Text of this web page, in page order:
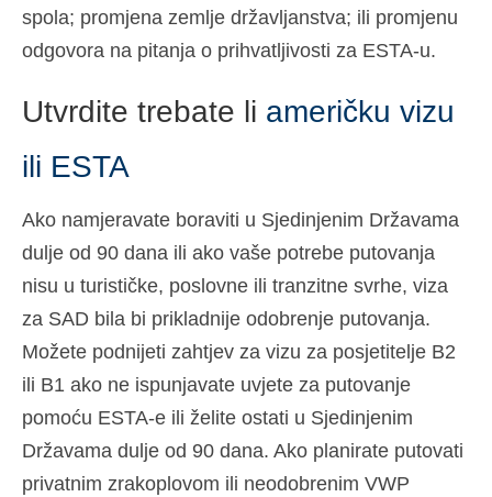
spola; promjena zemlje državljanstva; ili promjenu
odgovora na pitanja o prihvatljivosti za ESTA-u.
Utvrdite trebate li američku vizu
ili ESTA
Ako namjeravate boraviti u Sjedinjenim Državama
dulje od 90 dana ili ako vaše potrebe putovanja
nisu u turističke, poslovne ili tranzitne svrhe, viza
za SAD bila bi prikladnije odobrenje putovanja.
Možete podnijeti zahtjev za vizu za posjetitelje B2
ili B1 ako ne ispunjavate uvjete za putovanje
pomoću ESTA-e ili želite ostati u Sjedinjenim
Državama dulje od 90 dana. Ako planirate putovati
privatnim zrakoplovom ili neodobrenim VWP